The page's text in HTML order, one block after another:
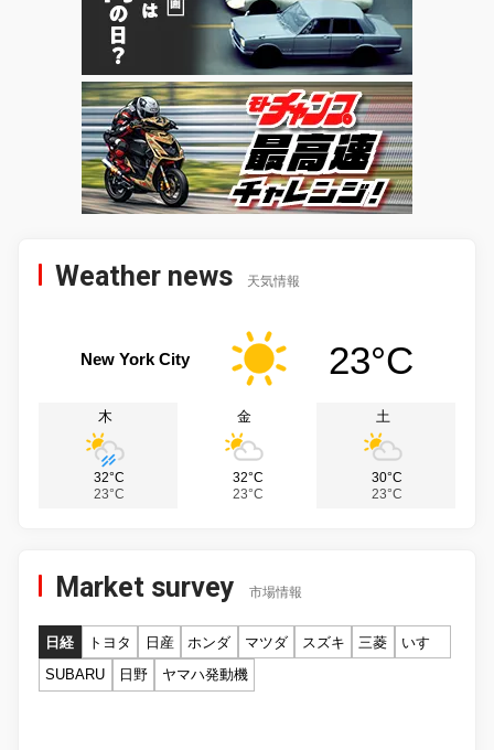
Weather news 天気情報
New York City 23°C
木
32°C
23°C
金
32°C
23°C
土
30°C
23°C
Market survey 市場情報
日経 トヨタ 日産 ホンダ マツダ スズキ 三菱
いすゞ
SUBARU
日野 ヤマハ発動機